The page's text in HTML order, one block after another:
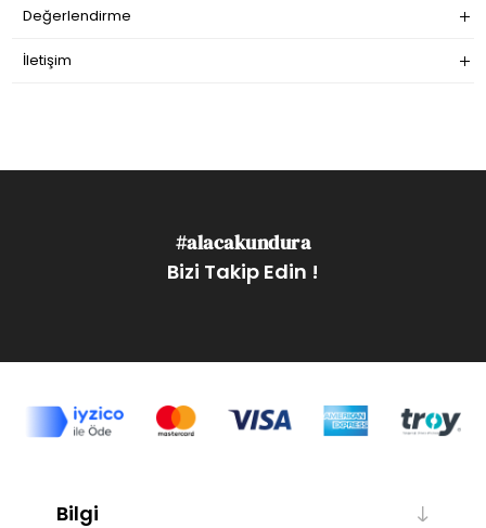
Değerlendirme
İletişim
#alacakundura
Bizi Takip Edin !
Bilgi